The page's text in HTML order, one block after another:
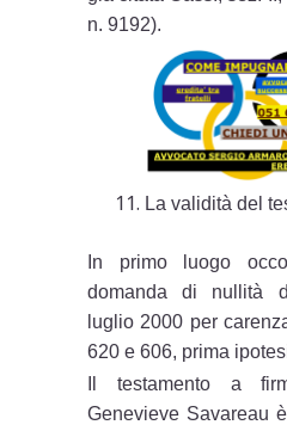
n. 9192).
La validità del
In primo luogo
domanda di nullità
luglio 2000 per
620 e 606, prima
Il testamento a
Genevieve Savareau